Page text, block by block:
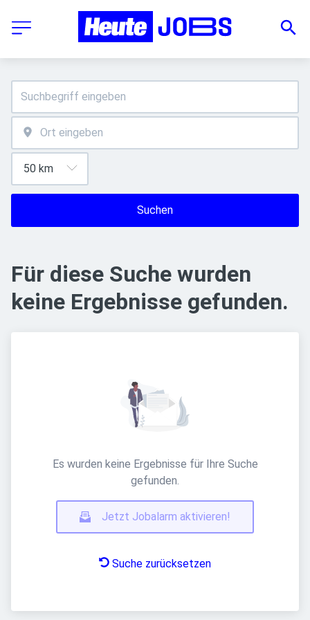
Suchen
Für diese Suche wurden
keine Ergebnisse gefunden.
Es wurden keine Ergebnisse für Ihre Suche
gefunden.
Jetzt Jobalarm aktivieren!
Suche zurücksetzen